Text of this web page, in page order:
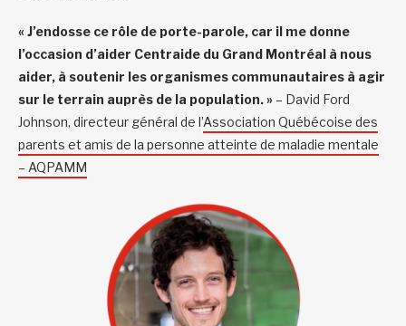
« J’endosse ce rôle de porte-parole, car il me donne
l’occasion d’aider Centraide du Grand Montréal à nous
aider, à soutenir les organismes communautaires à agir
sur le terrain auprès de la population. » – David Ford
Johnson, directeur général de l’Association Québécoise des
parents et amis de la personne atteinte de maladie mentale
– AQPAMM